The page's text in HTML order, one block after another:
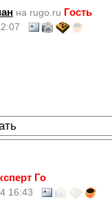
на rugo.ru Гость
Го
16:43